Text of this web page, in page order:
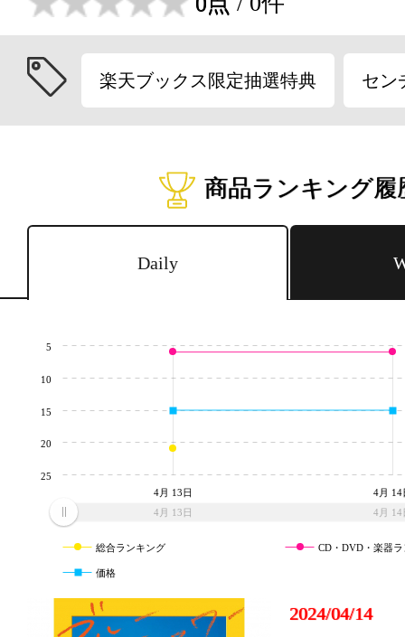
楽天ブックス限定抽選特典 セン
商品ランキング履
Daily
4月 13日 4月 14
4月 13日 4月 14
5
10
15
20
25
総合ランキング CD・DVD・楽器
価格
2024/04/14